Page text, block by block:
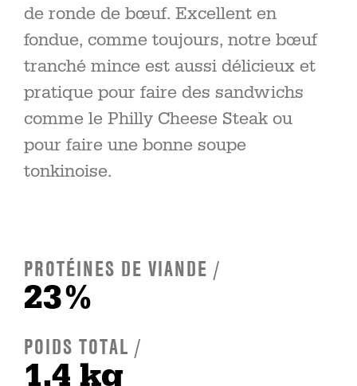
de ronde de bœuf. Excellent en
fondue, comme toujours, notre bœuf
tranché mince est aussi délicieux et
pratique pour faire des sandwichs
comme le Philly Cheese Steak ou
pour faire une bonne soupe
tonkinoise.
PROTÉINES DE VIANDE /
23%
POIDS TOTAL /
1.4 kg